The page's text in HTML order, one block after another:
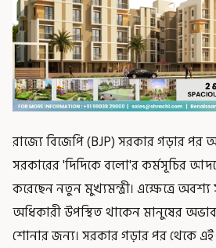
রাজ্যে বিজেপি (BJP) সরকার গড়ার
সরকারের 'দিদিকে বলো'র কর্মসূচির
করেছেন নতুন মুখ্যমন্ত্রী। এক্ষেত্রে
অধিকারী উপস্থিত থাকেন মানুষের
শোনার জন্য। সরকার গড়ার পর থেকে